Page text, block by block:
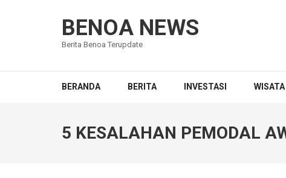
BENOA NEWS
Berita Benoa Terupdate
BERANDA BERITA INVESTASI WISATA
5 KESALAHAN PEMODAL